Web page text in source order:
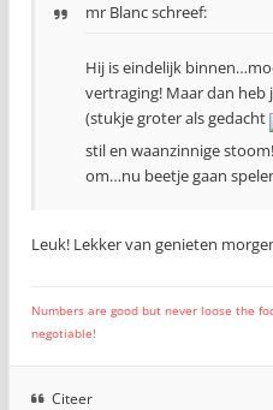
mr Blanc schreef:
Hij is eindelijk
vertraging! Maar dan heb
(stukje groter als gedacht
stil en waanzinnige
om…nu beetje gaan
Leuk! Lekker van genieten
Numbers are good but never loose the
negotiable!
Citeer